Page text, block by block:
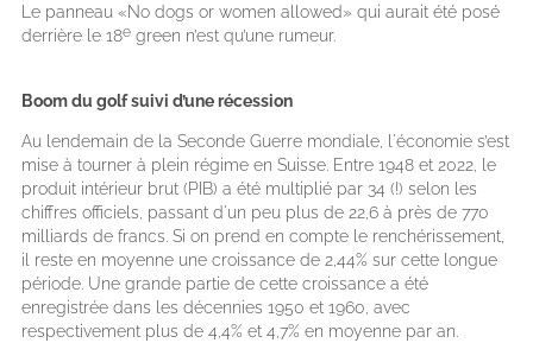
Le panneau «No dogs or women allowed» qui aurait été posé
derrière le 18e green n’est qu’une rumeur.
Boom du golf suivi d’une récession
Au lendemain de la Seconde Guerre mondiale, l'économie s’est
mise à tourner à plein régime en Suisse. Entre 1948 et 2022, le
produit intérieur brut (PIB) a été multiplié par 34 (!) selon les
chiffres officiels, passant d'un peu plus de 22,6 à près de 770
milliards de francs. Si on prend en compte le renchérissement,
il reste en moyenne une croissance de 2,44% sur cette longue
période. Une grande partie de cette croissance a été
enregistrée dans les décennies 1950 et 1960, avec
respectivement plus de 4,4% et 4,7% en moyenne par an.